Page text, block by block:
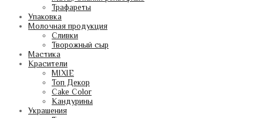
Трафареты
Упаковка
Молочная продукция
Сливки
Творожный сыр
Мастика
Красители
MIXIE
Топ Декор
Cake Color
Кандурины
Украшения